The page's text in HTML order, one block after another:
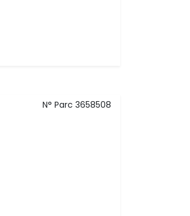
N° Parc 3658508